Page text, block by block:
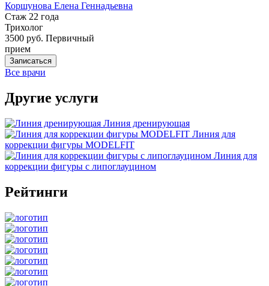
Коршунова Елена Геннадьевна
Стаж 22 года
Трихолог
3500 руб. Первичный
прием
Записаться
Все врачи
Другие услуги
Линия дренирующая
Линия для
коррекции фигуры MODELFIT
Линия для
коррекции фигуры с липоглауцином
Рейтинги